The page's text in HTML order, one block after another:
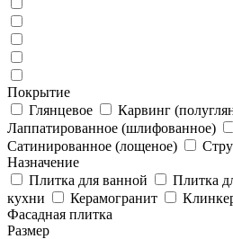
Покрытие
Глянцевое
Карвинг
Лаппатированное (шлифованное)
Сатинированное (лощеное)
Назначение
Плитка для ванной
Плитка
кухни
Керамогранит
Фасадная плитка
Размер